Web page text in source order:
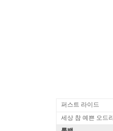
퍼스트 라이드
세상 참 예쁜 오드리